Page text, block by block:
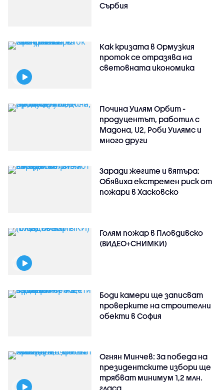
Сърбия
Как кризата в Ормузкия
проток се отразява на
световната икономика
Почина Уилям Орбит -
продуцентът, работил с
Мадона, U2, Роби Уилямс и
много други
Заради жегите и вятъра:
Обявиха екстремен риск от
пожари в Хасковско
Голям пожар в Пловдивско
(ВИДЕО+СНИМКИ)
Боди камери ще записват
проверките на строителни
обекти в София
Огнян Минчев: За победа на
президентските избори ще
трябват минимум 1,2 млн.